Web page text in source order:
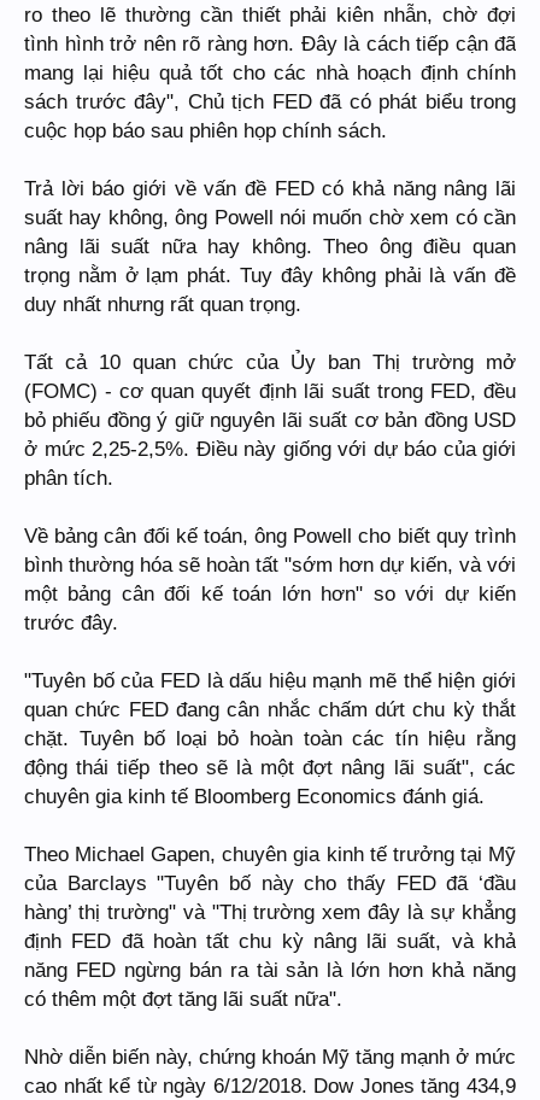
ro theo lẽ thường cần thiết phải kiên nhẫn, chờ đợi
tình hình trở nên rõ ràng hơn. Đây là cách tiếp cận đã
mang lại hiệu quả tốt cho các nhà hoạch định chính
sách trước đây", Chủ tịch FED đã có phát biểu trong
cuộc họp báo sau phiên họp chính sách.
Trả lời báo giới về vấn đề FED có khả năng nâng lãi
suất hay không, ông Powell nói muốn chờ xem có cần
nâng lãi suất nữa hay không. Theo ông điều quan
trọng nằm ở lạm phát. Tuy đây không phải là vấn đề
duy nhất nhưng rất quan trọng.
Tất cả 10 quan chức của Ủy ban Thị trường mở
(FOMC) - cơ quan quyết định lãi suất trong FED, đều
bỏ phiếu đồng ý giữ nguyên lãi suất cơ bản đồng USD
ở mức 2,25-2,5%. Điều này giống với dự báo của giới
phân tích.
Về bảng cân đối kế toán, ông Powell cho biết quy trình
bình thường hóa sẽ hoàn tất "sớm hơn dự kiến, và với
một bảng cân đối kế toán lớn hơn" so với dự kiến
trước đây.
"Tuyên bố của FED là dấu hiệu mạnh mẽ thể hiện giới
quan chức FED đang cân nhắc chấm dứt chu kỳ thắt
chặt. Tuyên bố loại bỏ hoàn toàn các tín hiệu rằng
động thái tiếp theo sẽ là một đợt nâng lãi suất", các
chuyên gia kinh tế Bloomberg Economics đánh giá.
Theo Michael Gapen, chuyên gia kinh tế trưởng tại Mỹ
của Barclays "Tuyên bố này cho thấy FED đã ‘đầu
hàng’ thị trường" và "Thị trường xem đây là sự khẳng
định FED đã hoàn tất chu kỳ nâng lãi suất, và khả
năng FED ngừng bán ra tài sản là lớn hơn khả năng
có thêm một đợt tăng lãi suất nữa".
Nhờ diễn biến này, chứng khoán Mỹ tăng mạnh ở mức
cao nhất kể từ ngày 6/12/2018. Dow Jones tăng 434,9